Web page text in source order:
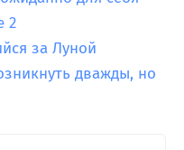
2
за Луной
дважды, но